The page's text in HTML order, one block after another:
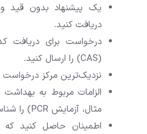
یک پیشنهاد بدون قید
دریافت کنید.
درخواست برای دریافت
(CAS) را ارسال کنید.
نزدیک‌ترین مرکز درخواست
الزامات مربوط به
مثال، آزمایش PCR) را شناسایی کنید.
اطمینان حاصل کنید که